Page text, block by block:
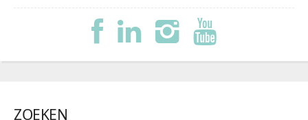
ZOEKEN